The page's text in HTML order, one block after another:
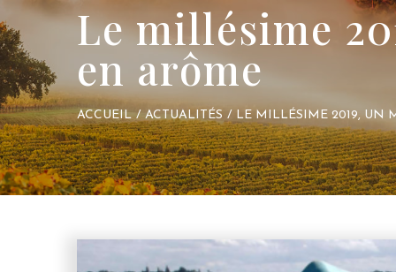
Le millésime
en arôme
ACCUEIL / ACTUALITÉS / LE MILLÉSIME 2019, UN